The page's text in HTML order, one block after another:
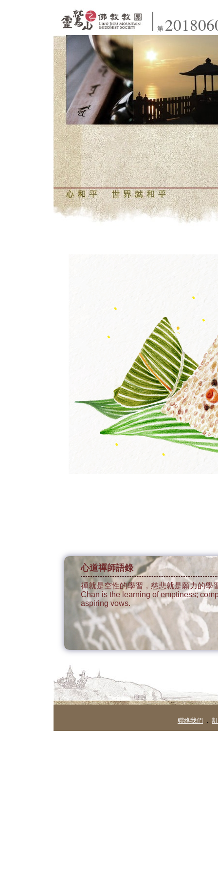
第
心道禪師語錄
禪就是空性的學習，慈悲就是願力的學
Chan is the learning of emptiness;
aspiring vows.
聯絡我們 ．